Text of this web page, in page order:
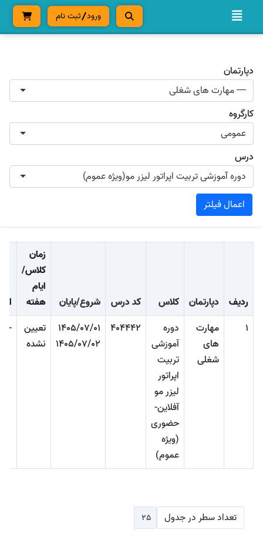
ورود ثبت نام
دپارتمان
---- مهارت های شغلی
کارگروه
عمومی
درس
دوره آموزشی تربیت اپراتور لیزر مو(ویژه عموم)
اعمال فیلتر
ردیف دپارتمان کلاس کد درس شروع/پایان
زمان
کلاس/
ایام
هفته
1
مهارت
های
شغلی
دوره
آموزشی
تربیت
اپراتور
لیزر مو
آفلاین-
حضوری
(ویژه
عموم)
404442
1405/07/01
1405/07/02
تعیین
نشده
-
تعداد سطر در جدول